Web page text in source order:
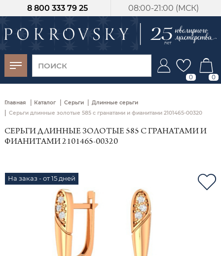
08:00-21:00 (МСК)
8 800 333 79 25
0 0
Главная | Каталог | Серьги | Длинные серьги
| Серьги длинные золотые 585 с гранатами и фианитами 2101465-00320
СЕРЬГИ ДЛИННЫЕ ЗОЛОТЫЕ 585 С ГРАНАТАМИ И
ФИАНИТАМИ 2101465-00320
На заказ - от 15 дней
-30%
от 15 дней с
момента оплаты